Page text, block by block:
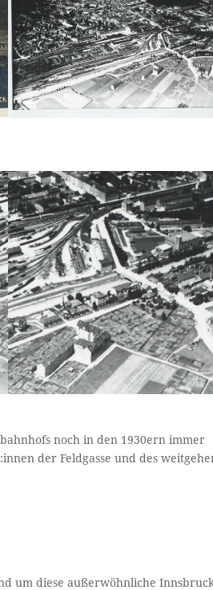
noch in den 1930ern immer
der Feldgasse und des
um diese außerwöhnliche